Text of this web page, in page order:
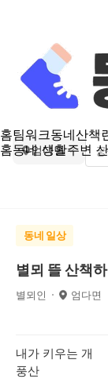
홈팀워크동네산책
홈동네 생활주변
엄다면
동네 일상
별뫼 뜰 산책
별뫼인 엄다면
내가 키우는 개
풍산